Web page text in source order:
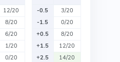
12/20
8/20
6/20
1/20
0/20
-0.5
3/20
-1.5
0/20
+0.5
8/20
+1.5
12/20
+2.5
14/20